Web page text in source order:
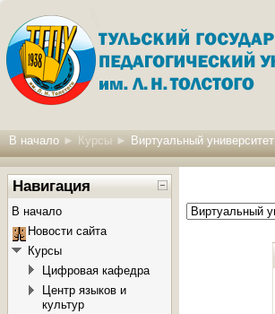
В начало ► Курсы ► Виртуальный университет
Навигация
В начало
Новости сайта
Курсы
Цифровая кафедра
Центр языков и
культур